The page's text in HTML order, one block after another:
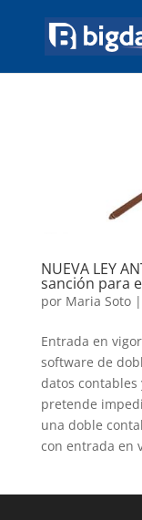
NUEVA LEY
sanción para
por Maria Soto|
Entrada en
software de
datos contables
pretende
una doble
con entrada en